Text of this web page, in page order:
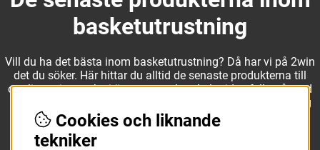
basketutrustning
Vill du ha det bästa inom basketutrustning? Då har vi på 2win
det du söker. Här hittar du alltid de senaste produkterna till
otroliga priser, och vi är noga med att hela tiden fylla på med
nyheter i webbshopen. Det gör oss till ett naturligt val för dig
som vill ha utrustning som överträffar alla andra märken.
Cookies och liknande
tekniker